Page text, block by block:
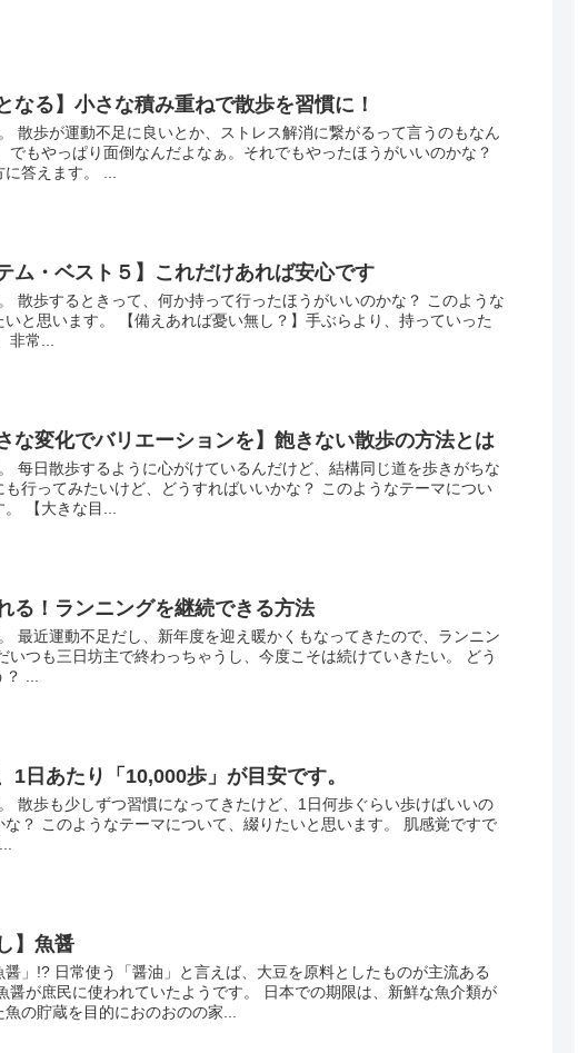
なる】小さな積み重ねで散歩を習慣に！
散歩が運動不足に良いとか、ストレス解消に繋がるって言うのもなん
でもやっぱり面倒なんだよなぁ。それでもやったほうがいいのかな？
に答えます。 ...
ム・ベスト５】これだけあれば安心です
散歩するときって、何か持って行ったほうがいいのかな？ このような
と思います。 【備えあれば憂い無し？】手ぶらより、持っていった
非常...
な変化でバリエーションを】飽きない散歩の方法とは
每日散歩するように心がけているんだけど、結構同じ道を歩きがちな
行ってみたいけど、どうすればいいかな？ このようなテーマについ
。 【大きな目...
る！ランニングを継続できる方法
最近運動不足だし、新年度を迎え暖かくもなってきたので、ランニン
いつも三日坊主で終わっちゃうし、今度こそは続けていきたい。 どう
？ ...
1日あたり「10,000歩」が目安です。
散歩も少しずつ習慣になってきたけど、1日何歩ぐらい歩けばいいの
？ このようなテーマについて、綴りたいと思います。 肌感覚ですで
】魚醤
醤」!? 日常使う「醤油」と言えば、大豆を原料としたものが主流ある
醤が庶民に使われていたようです。 日本での期限は、新鮮な魚介類が
の貯蔵を目的におのおのの家...